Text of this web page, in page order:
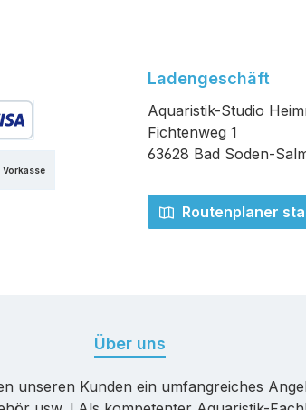
Vorkasse
Ladengeschäft
Aquaristik-Studio
Fichtenweg 1
63628 Bad Soden-
Routenplaner
Über uns
unseren Kunden ein umfangreiches